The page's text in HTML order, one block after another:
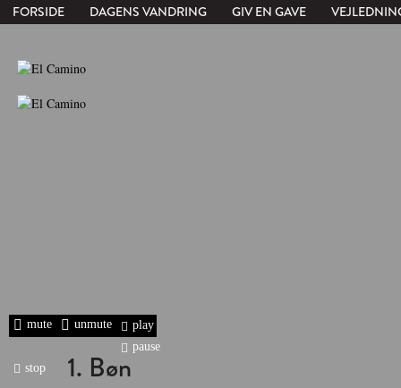
FORSIDE DAGENS VANDRING GIV EN GAVE
mute unmute
play
pause
stop
1. Bøn